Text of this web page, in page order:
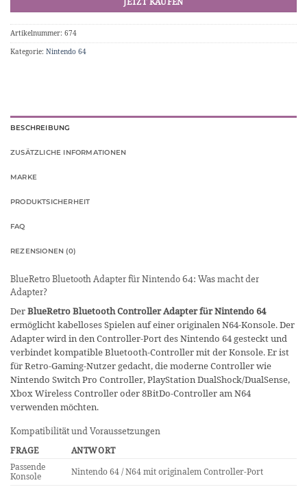
Artikelnummer: 674
Kategorie: Nintendo 64
BESCHREIBUNG
ZUSÄTZLICHE INFORMATIONEN
MARKE
PRODUKTSICHERHEIT
FAQ
REZENSIONEN (0)
BlueRetro Bluetooth Adapter für Nintendo 64: Was macht der
Adapter?
DerBlueRetro Bluetooth Controller Adapter für Nintendo 64
ermöglicht kabelloses Spielen auf einer originalen N64-Konsole. Der
Adapter wird in den Controller-Port des Nintendo 64 gesteckt und
verbindet kompatible Bluetooth-Controller mit der Konsole. Er ist
für Retro-Gaming-Nutzer gedacht, die moderne Controller wie
Nintendo Switch Pro Controller, PlayStation DualShock/DualSense,
Xbox Wireless Controller oder 8BitDo-Controller am N64
verwenden möchten.
Kompatibilität und Voraussetzungen
FRAGE
ANTWORT
Passende
Konsole
Nintendo 64 / N64 mit originalem Controller-Port